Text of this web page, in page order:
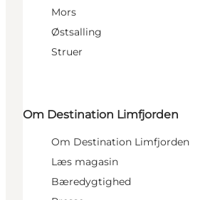
Mors
Østsalling
Struer
Om Destination Limfjorden
Om Destination Limfjorden
Læs magasin
Bæredygtighed